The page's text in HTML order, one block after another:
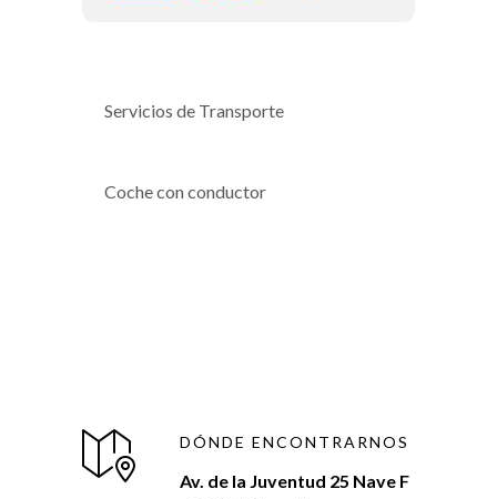
Servicios de Transporte
Coche con conductor
DÓNDE ENCONTRARNOS
Av. de la Juventud 25 Nave F